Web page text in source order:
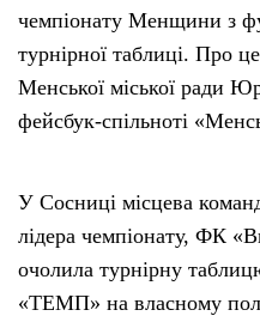
чемпіонату Менщини з
турнірної таблиці. Про
Менської міської ради
фейсбук-спільноті
У Сосниці місцева
лідера чемпіонату, ФК
очолила турнірну
«ТЕМП» на власному